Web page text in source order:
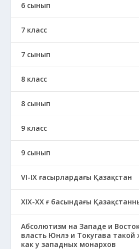
6 сынып
7 класс
7 сынып
8 класс
8 сынып
9 класс
9 сынып
VI-IX ғасырлардағы Қазақстан
XIХ-XX ғ басындағы
Абсолютизм на Западе и
власть Юнлэ и Токугава
как у западных монархов